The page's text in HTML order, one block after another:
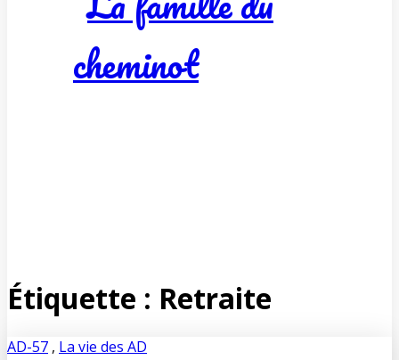
Étiquette : Retraite
AD-57 , La vie des AD